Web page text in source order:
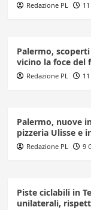
Redazione PL
Palermo,
vicino la foce del
Redazione PL
Palermo, nuove
pizzeria Ulisse e
Redazione PL 9
Piste ciclabili in
unilaterali,